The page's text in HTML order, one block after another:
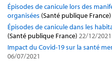
Épisodes de canicule lors des
organisées (Santé publique France)
Épisodes de canicule dans les
(Santé publique France) 22/12/2021
Impact du Covid-19 sur la santé
06/07/2021